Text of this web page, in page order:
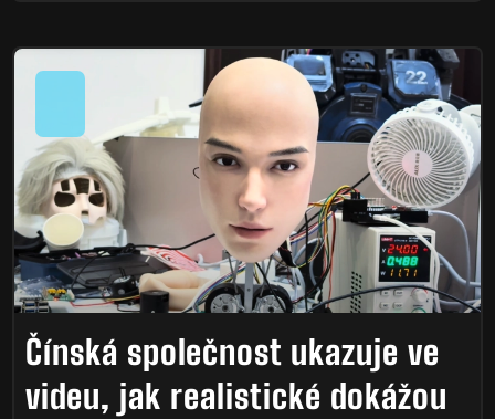
Čínská společnost ukazuje ve
videu, jak realistické dokážou